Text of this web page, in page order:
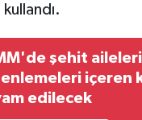
şehit
içeren
edilecek